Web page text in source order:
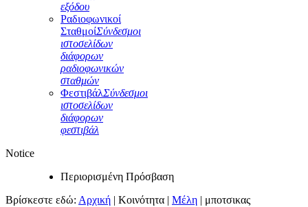
εξόδου
Ραδιοφωνικοί
ΣταθμοίΣύνδεσμοι
ιστοσελίδων
διάφορων
ραδιοφωνικών
σταθμών
ΦεστιβάλΣύνδεσμοι
ιστοσελίδων
διάφορων
φεστιβάλ
Notice
Περιορισμένη Πρόσβαση
Βρίσκεστε εδώ: Αρχική | Κοινότητα | Μέλη | μποτσικας